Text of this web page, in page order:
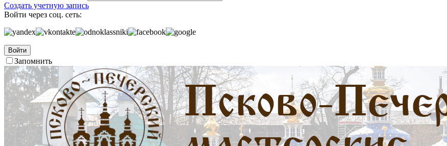
Создать учетную запись
Войти через соц. сеть:
Войти
Запомнить